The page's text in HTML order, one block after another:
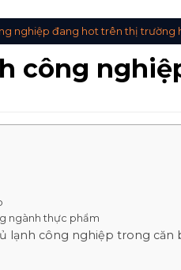
nghiệp đang hot trên thị trường
công
ngành thực phẩm
lạnh công nghiệp trong căn